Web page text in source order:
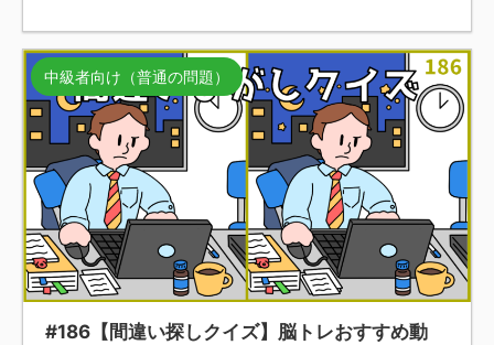
中級者向け（普通の問題）
#186【間違い探しクイズ】脳トレおすすめ動